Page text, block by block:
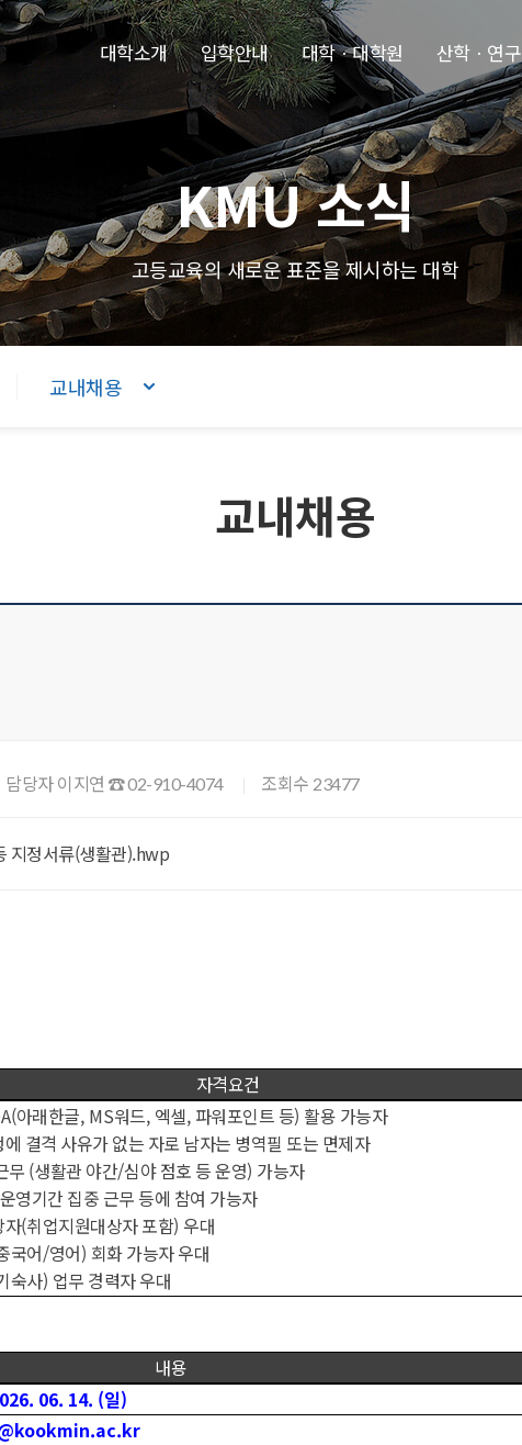
주메뉴 바로가기
본문내용 바로가기
푸터 바로가기
대학소개 입학안내 대학ㆍ대학원 산학ㆍ연구
KMU 소식
고등교육의 새로운 표준을 제시하는 대학
교내채용
교내채용
담당자 이지연 ☎ 02-910-4074 조회수 23477
지정서류(생활관).hwp
자격요건
아래한글, MS워드, 엑셀, 파워포인트 등) 활용 가능자
결격 사유가 없는 자로 남자는 병역필 또는 면제자
무 (생활관 야간/심야 점호 등 운영) 가능자
영기간 집중 근무 등에 참여 가능자
자(취업지원대상자 포함) 우대
국어/영어) 회화 가능자 우대
숙사) 업무 경력자 우대
내용
06. 14. (일)